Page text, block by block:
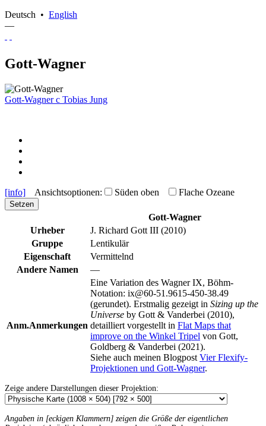
Deutsch • English
—
Gott-Wagner
Gott-Wagnerc Tobias Jung
[info] Ansichtsoptionen: Süden oben Flache Ozeane
Setzen
Gott-Wagner
Urheber
J. Richard Gott III (2010)
Gruppe
Lentikulär
Eigenschaft
Vermittelnd
Andere Namen
—
Anm.Anmerkungen
Eine Variation des Wagner IX, Böhm-
Notation: ix@60-51.9615-450-38.49
(gerundet). Erstmalig gezeigt in Sizing up the
Universe by Gott & Vanderbei (2010),
detailliert vorgestellt in Flat Maps that
improve on the Winkel Tripel von Gott,
Goldberg & Vanderbei (2021).
Siehe auch meinen Blogpost Vier Flexify-
Projektionen und Gott-Wagner.
Zeige andere Darstellungen dieser Projektion:
Angaben in [eckigen Klammern] zeigen die Größe der eigentlichen